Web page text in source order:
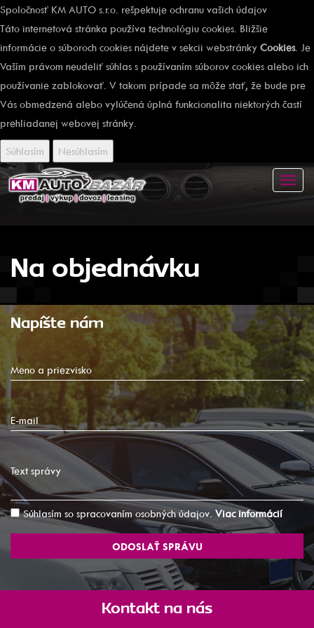
Spoločnosť KM AUTO s.r.o. rešpektuje ochranu vašich údajov
Táto internetová stránka používa technológiu cookies. Bližšie
informácie o súboroch cookies nájdete v sekcii webstránky Cookies. Je
Vaším právom neudeliť súhlas s používaním súborov cookies alebo ich
používanie zablokovať. V takom prípade sa môže stať, že bude pre
Vás obmedzená alebo vylúčená úplná funkcionalita niektorých častí
prehliadanej webovej stránky.
Súhlasím Nesúhlasím
Na objednávku
Napíšte nám
Meno a priezvisko
E-mail
Text správy
Súhlasím so spracovaním osobných údajov. Viac informácií
ODOSLAŤ SPRÁVU
Kontakt na nás